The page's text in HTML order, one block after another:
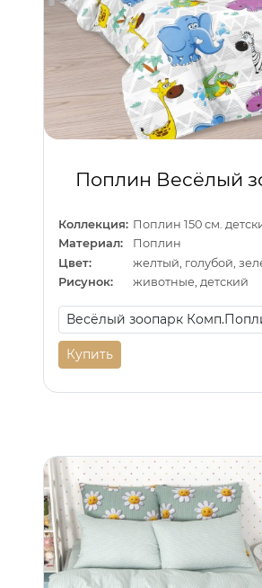
Поплин Весёлый
Коллекция: Поплин 150 см.
Материал:
Поплин
Цвет:
желтый, голубой,
Рисунок:
животные, детский
Купить